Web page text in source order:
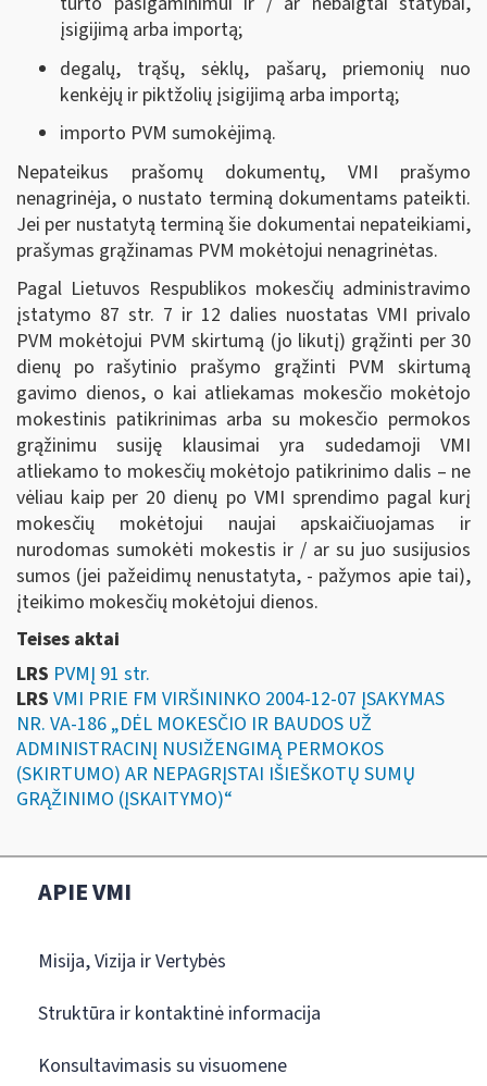
įsigijimą arba importą;
degalų, trąšų, sėklų, pašarų, priemonių nuo
kenkėjų ir piktžolių įsigijimą arba importą;
importo PVM sumokėjimą.
Nepateikus prašomų dokumentų, VMI prašymo
nenagrinėja, o nustato terminą dokumentams pateikti.
Jei per nustatytą terminą šie dokumentai nepateikiami,
prašymas grąžinamas PVM mokėtojui nenagrinėtas.
Pagal Lietuvos Respublikos mokesčių administravimo
įstatymo 87 str. 7 ir 12 dalies nuostatas VMI privalo
PVM mokėtojui PVM skirtumą (jo likutį) grąžinti per 30
dienų po rašytinio prašymo grąžinti PVM skirtumą
gavimo dienos, o kai atliekamas mokesčio mokėtojo
mokestinis patikrinimas arba su mokesčio permokos
grąžinimu susiję klausimai yra sudedamoji VMI
atliekamo to mokesčių mokėtojo patikrinimo dalis – ne
vėliau kaip per 20 dienų po VMI sprendimo pagal kurį
mokesčių mokėtojui naujai apskaičiuojamas ir
nurodomas sumokėti mokestis ir / ar su juo susijusios
sumos (jei pažeidimų nenustatyta, - pažymos apie tai),
įteikimo mokesčių mokėtojui dienos.
Teises aktai
LRS PVMĮ 91 str.
LRS VMI PRIE FM VIRŠININKO 2004-12-07 ĮSAKYMAS
NR. VA-186 „DĖL MOKESČIO IR BAUDOS UŽ
ADMINISTRACINĮ NUSIŽENGIMĄ PERMOKOS
(SKIRTUMO) AR NEPAGRĮSTAI IŠIEŠKOTŲ SUMŲ
GRĄŽINIMO (ĮSKAITYMO)“
APIE VMI
Misija, Vizija ir Vertybės
Struktūra ir kontaktinė informacija
Konsultavimasis su visuomene